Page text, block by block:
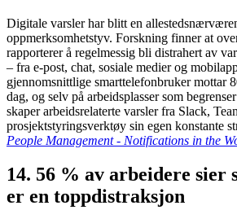
Digitale varsler har blitt en
oppmerksomhetstyv. Forskning finner at
rapporterer å regelmessig bli distrahert av
– fra e-post, chat, sosiale medier og
gjennomsnittlige smarttelefonbruker mottar
dag, og selv på arbeidsplasser som
skaper arbeidsrelaterte varsler fra Slack,
prosjektstyringsverktøy sin egen konstante
People Management - Notifications in the
14. 56 % av arbeidere sier
er en toppdistraksjon